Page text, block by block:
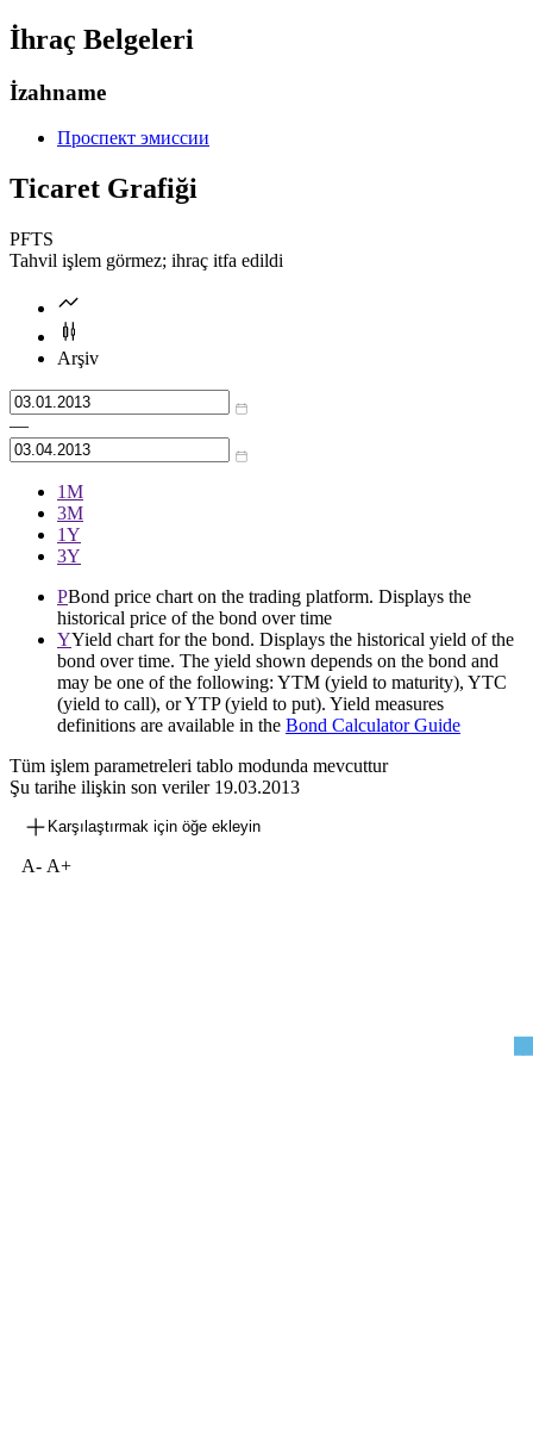
İhraç Belgeleri
İzahname
Проспект эмиссии
Ticaret Grafiği
PFTS
Tahvil işlem görmez; ihraç itfa edildi
Arşiv
—
1М
3М
1Y
3Y
PBond price chart on the trading platform. Displays the
historical price of the bond over time
YYield chart for the bond. Displays the historical yield of the
bond over time. The yield shown depends on the bond and
may be one of the following: YTM (yield to maturity), YTC
(yield to call), or YTP (yield to put). Yield measures
definitions are available in the Bond Calculator Guide
Tüm işlem parametreleri tablo modunda mevcuttur
Şu tarihe ilişkin son veriler 19.03.2013
Karşılaştırmak için öğe ekleyin